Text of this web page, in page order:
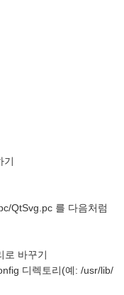
기
QtSvg.pc 를 다음처럼
바꾸기
디렉토리(예: /usr/lib/